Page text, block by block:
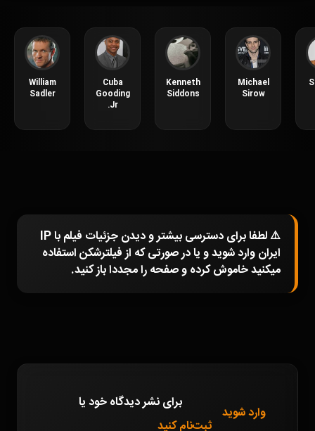
William
Sadler
Cuba
Gooding
Jr.
Kenneth
Siddons
Michael
Sirow
⚠️ لطفا برای دسترسی بیشتر و دیدن جزئیات فیلم با IP
ایران وارد شوید و یا در صورتی که از فیلترشکن استفاده
میکنید خاموش کرده و صفحه را مجددا باز کنید.
برای نشر دیدگاه خود
وارد شوید
یا
ثبت‌نام کنید